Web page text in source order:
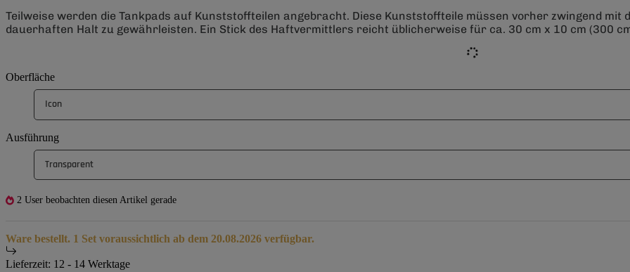
Teilweise werden die Tankpads auf Kunststoffteilen angebracht. Diese Kunststoffteile müssen vorher zwingend
dauerhaften Halt zu gewährleisten. Ein Stick des Haftvermittlers reicht üblicherweise für ca. 30 cm x 10 cm (300
Oberfläche
Icon
Ausführung
Transparent
2 User beobachten diesen Artikel gerade
Ware bestellt. 1 Set voraussichtlich ab dem 20.08.2026 verfügbar.
Lieferzeit: 12 - 14 Werktage